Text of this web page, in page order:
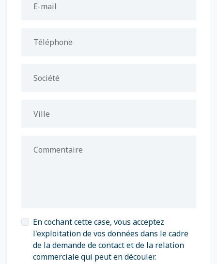
E-mail
Téléphone
Société
Ville
Commentaire
En cochant cette case, vous acceptez
l'exploitation de vos données dans le cadre
de la demande de contact et de la relation
commerciale qui peut en découler.